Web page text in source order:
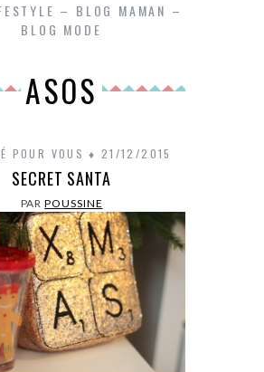
– BLOG MAMAN –
BLOG MODE
ASOS
POUR VOUS 21/12/2015
SECRET SANTA
PARPOUSSINE